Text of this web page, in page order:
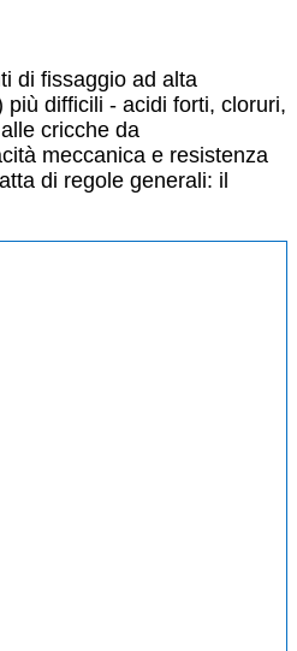
di fissaggio ad alta
difficili - acidi forti, cloruri,
cricche da
meccanica e resistenza
di regole generali: il